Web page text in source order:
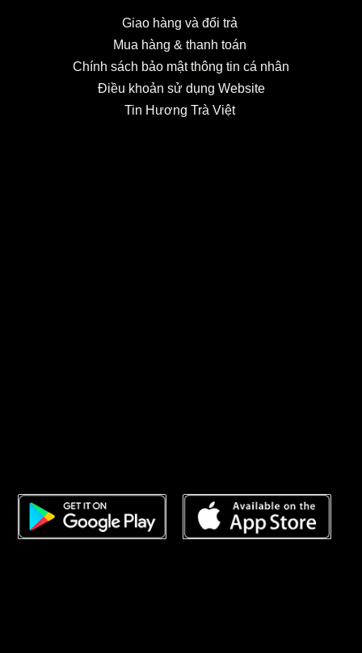
Giao hàng và đổi trả
Mua hàng & thanh toán
Chính sách bảo mật thông tin cá nhân
Điều khoản sử dụng Website
Tin Hương Trà Việt